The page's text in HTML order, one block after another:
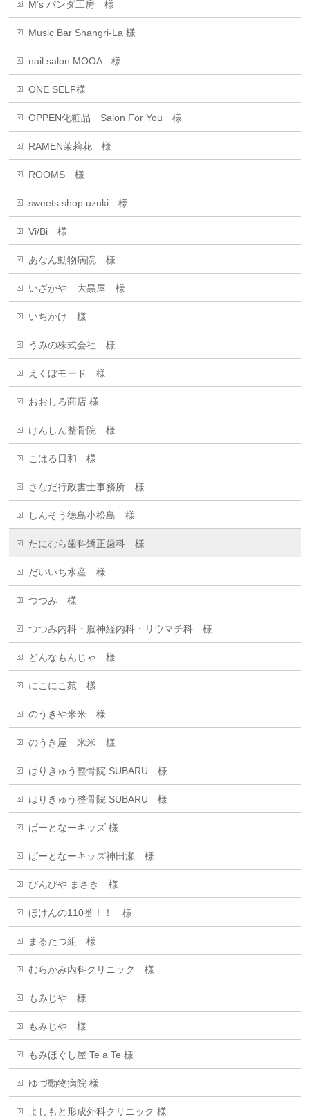
M’s パンダ工房 様
Music Bar Shangri-La 様
nail salon MOOA 様
ONE SELF様
OPPEN化粧品 Salon For You 様
RAMEN茉莉花 様
ROOMS 様
sweets shop uzuki 様
Vi/Bi 様
あなん動物病院 様
いざかや 大黒屋 様
いちかけ 様
うみの株式会社 様
えくぼモード 様
おおしろ商店 様
けんしん整骨院 様
こはる日和 様
さなだ行政書士事務所 様
しんそう徳島小松島 様
たにむら歯科矯正歯科 様
だいいち水産 様
つつみ 様
つつみ内科・脳神経内科・リウマチ科 様
どんなもんじゃ 様
にこにこ苑 樣
のうきや米米 様
のうき屋 米米 様
はりきゅう整骨院 SUBARU 様
はりきゅう整骨院 SUBARU 様
ぱーとなーキッズ 様
ぱーとなーキッズ神田瀬 様
びんびや まさき 様
ほけんの110番！！ 様
まるたつ組 様
むらかみ内科クリニック 様
もみじや 様
もみじや 様
もみほぐし屋 Te a Te 様
ゆづ動物病院 様
よしもと形成外科クリニック 様